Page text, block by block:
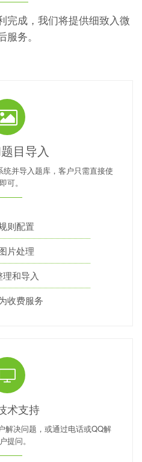
完成，我们将提供细致入微
服务。
目导入
并导入题库，客户只需直接使
可。
则配置
片处理
理和导入
收费服务
术支持
解决问题，或通过电话或QQ解
提问。